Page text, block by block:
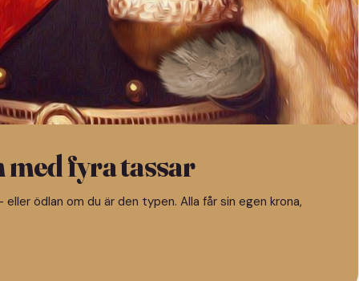
med fyra tassar
ödlan om du är den typen. Alla får sin egen krona,